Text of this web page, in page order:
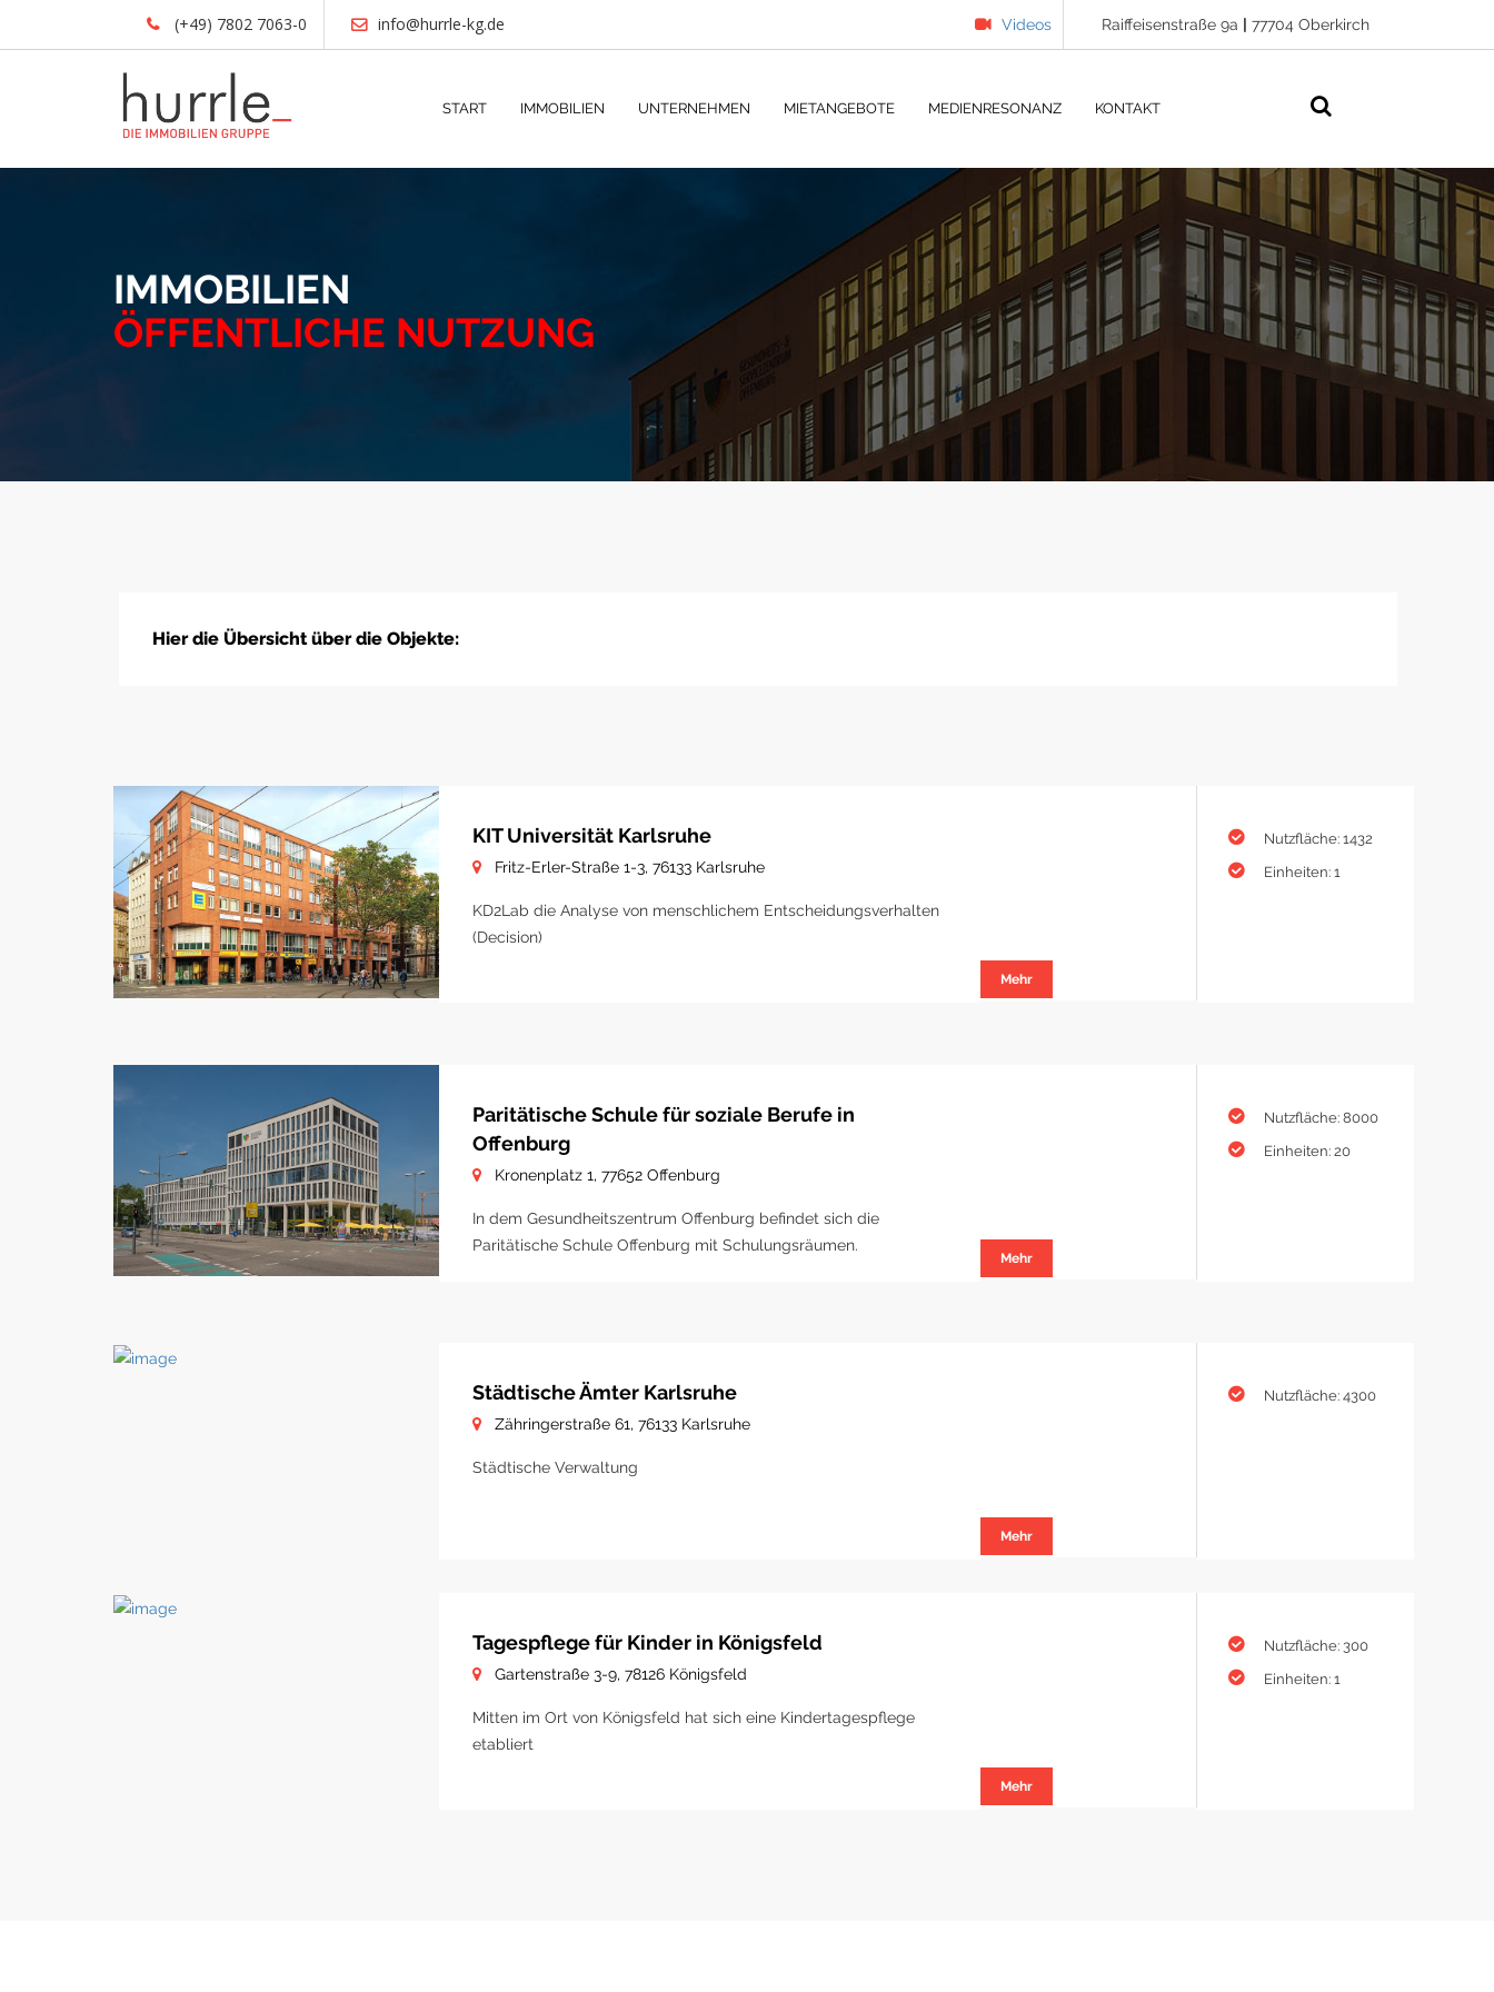
(+49) 7802 7063-0 info@hurrle-kg.de Videos Raiffeisenstraße 9a | 77704 Oberkirch
START IMMOBILIEN UNTERNEHMEN MIETANGEBOTE MEDIENRESONANZ KONTAKT
IMMOBILIEN
ÖFFENTLICHE NUTZUNG
Hier die Übersicht über die Objekte:
KIT Universität Karlsruhe
Fritz-Erler-Straße 1-3, 76133 Karlsruhe
KD2Lab die Analyse von menschlichem Entscheidungsverhalten
(Decision)
Mehr
Nutzfläche: 1432
Einheiten: 1
Paritätische Schule für soziale Berufe in
Offenburg
Kronenplatz 1, 77652 Offenburg
In dem Gesundheitszentrum Offenburg befindet sich die
Paritätische Schule Offenburg mit Schulungsräumen.
Mehr
Nutzfläche: 8000
Einheiten: 20
Städtische Ämter Karlsruhe
Zähringerstraße 61, 76133 Karlsruhe
Städtische Verwaltung
Mehr
Nutzfläche: 4300
Tagespflege für Kinder in Königsfeld
Gartenstraße 3-9, 78126 Königsfeld
Mitten im Ort von Königsfeld hat sich eine Kindertagespflege
etabliert
Mehr
Nutzfläche: 300
Einheiten: 1